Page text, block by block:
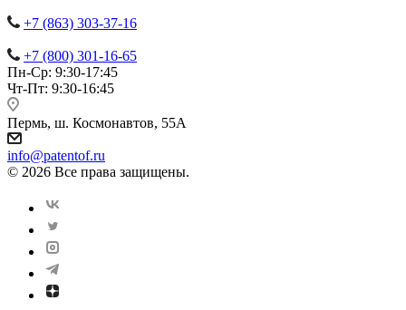
+7 (863) 303-37-16
+7 (800) 301-16-65
Пн-Ср: 9:30-17:45
Чт-Пт: 9:30-16:45
Пермь, ш. Космонавтов, 55А
info@patentof.ru
© 2026 Все права защищены.